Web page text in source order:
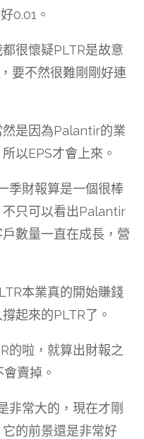
0.01。
很懷疑PLTR是故意
要不然很難剛剛好連
是因為Palantir的業
以EPS才會上來。
季財報算是一個很棒
只可以看出Palantir
數量一直在成長，營
本業真的開始賺錢
起來的PLTR了。
的啦，就算出財報之
賣掉。
非常大的，現在才剛
的前景還是非常好